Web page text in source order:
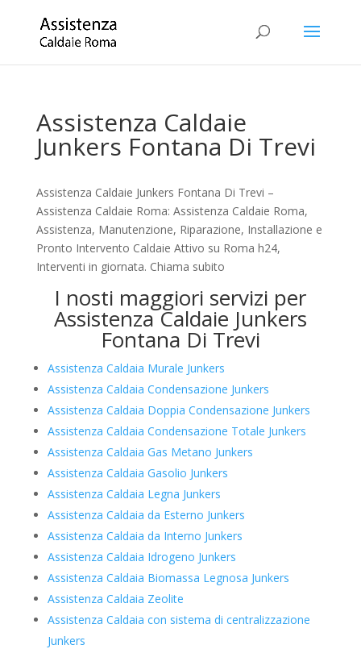
Assistenza Caldaie
Junkers Fontana Di Trevi
Assistenza Caldaie Junkers Fontana Di Trevi –
Assistenza Caldaie Roma: Assistenza Caldaie Roma,
Assistenza, Manutenzione, Riparazione, Installazione e
Pronto Intervento Caldaie Attivo su Roma h24,
Interventi in giornata. Chiama subito
I nosti maggiori servizi per
Assistenza Caldaie Junkers
Fontana Di Trevi
Assistenza Caldaia Murale Junkers
Assistenza Caldaia Condensazione Junkers
Assistenza Caldaia Doppia Condensazione Junkers
Assistenza Caldaia Condensazione Totale Junkers
Assistenza Caldaia Gas Metano Junkers
Assistenza Caldaia Gasolio Junkers
Assistenza Caldaia Legna Junkers
Assistenza Caldaia da Esterno Junkers
Assistenza Caldaia da Interno Junkers
Assistenza Caldaia Idrogeno Junkers
Assistenza Caldaia Biomassa Legnosa Junkers
Assistenza Caldaia Zeolite
Assistenza Caldaia con sistema di centralizzazione
Junkers